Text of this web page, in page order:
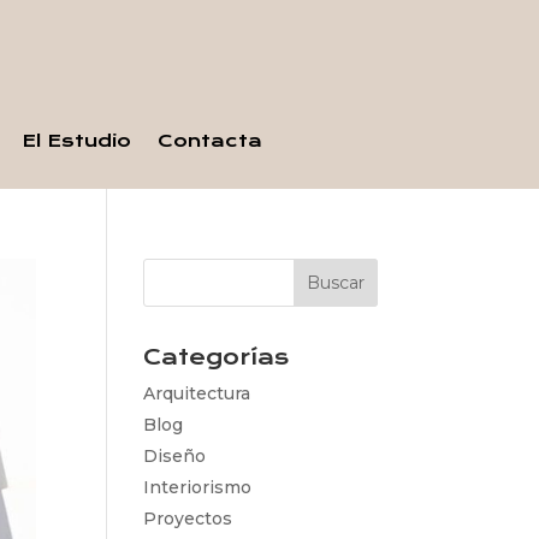
El Estudio Contacta
Categorías
Arquitectura
Blog
Diseño
Interiorismo
Proyectos